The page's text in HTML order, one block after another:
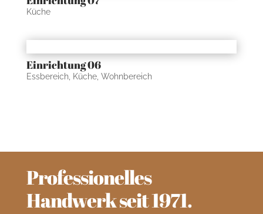
Küche
Einrichtung 06
Essbereich, Küche, Wohnbereich
Professionelles
Handwerk seit 1971.